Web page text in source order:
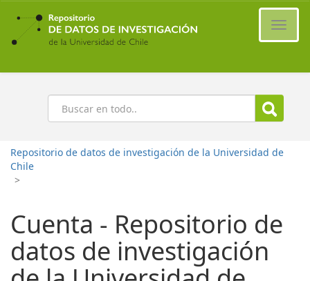
Ir
contenido
principal
Buscar
Repositorio de datos de investigación de la Universidad de
Chile
>
Cuenta - Repositorio de
datos de investigación